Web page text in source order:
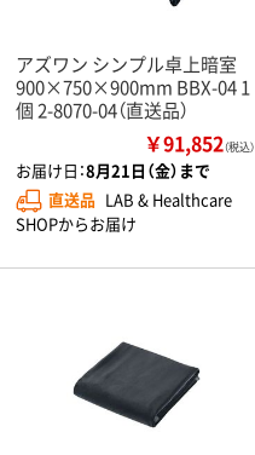
アズワン シンプル卓上暗室
900×750×900mm BBX-04 1
個 2-8070-04（直送品）
￥91,852（税込）
お届け日：8月21日（金）まで
直送品 LAB & Healthcare
SHOPからお届け